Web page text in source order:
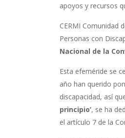
apoyos y recursos
CERMI Comunidad
Personas con
Nacional de la
Esta efeméride se
año han querido
discapacidad, así
principio’, se ha
el artículo 7 de la